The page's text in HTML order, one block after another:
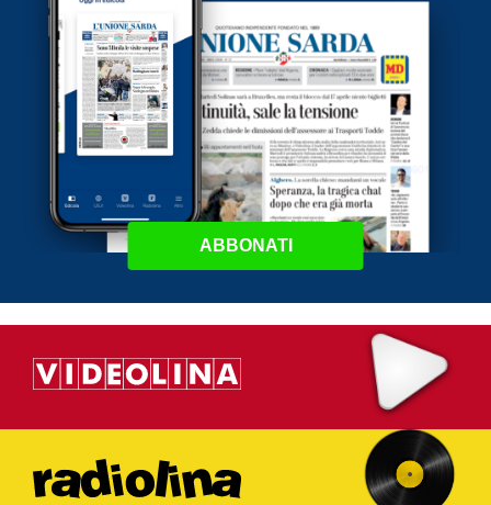
ABBONATI